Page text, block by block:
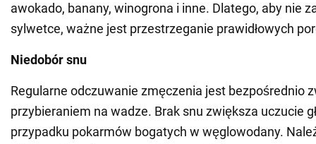
awokado, banany, winogrona i inne. Dlatego, aby nie
sylwetce, ważne jest przestrzeganie prawidłowych
Niedobór snu
Regularne odczuwanie zmęczenia jest bezpośrednio
przybieraniem na wadze. Brak snu zwiększa uczucie
przypadku pokarmów bogatych w węglowodany.